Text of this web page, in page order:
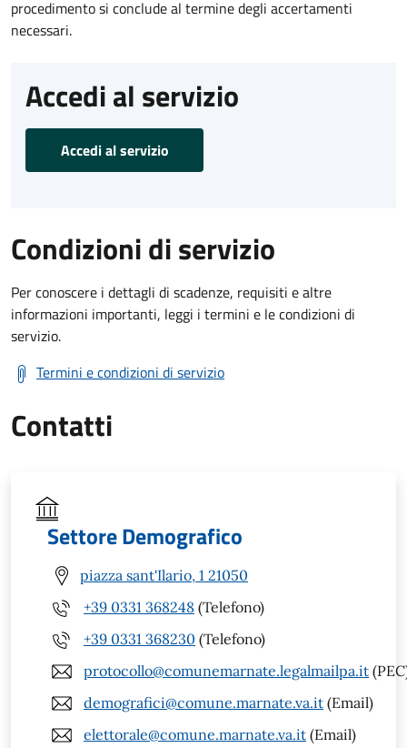
procedimento si conclude al termine degli accertamenti
necessari.
Accedi al servizio
Accedi al servizio
Condizioni di servizio
Per conoscere i dettagli di scadenze, requisiti e altre
informazioni importanti, leggi i termini e le condizioni di
servizio.
Termini e condizioni di servizio
Contatti
Settore Demografico
piazza sant'Ilario, 1 21050
+39 0331 368248 (Telefono)
+39 0331 368230 (Telefono)
protocollo@comunemarnate.legalmailpa.it
demografici@comune.marnate.va.it (Email)
elettorale@comune.marnate.va.it (Email)